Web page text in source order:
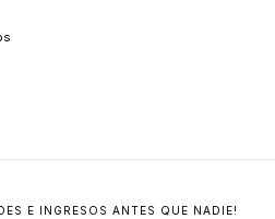
E INGRESOS ANTES QUE NADIE!